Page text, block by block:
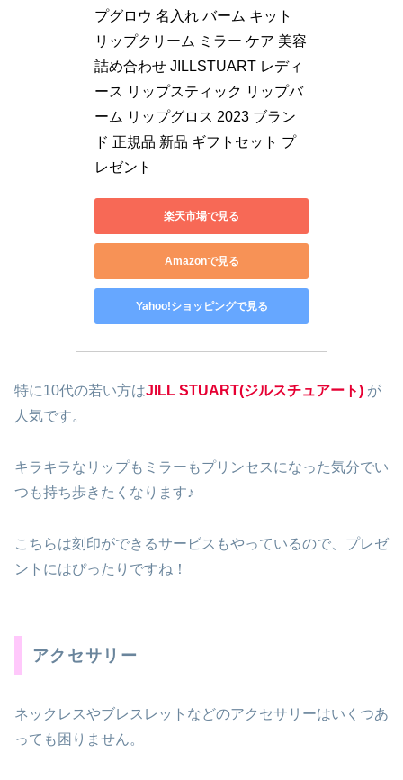
プグロウ 名入れ バーム キット
リップクリーム ミラー ケア 美容
詰め合わせ JILLSTUART レディ
ース リップスティック リップバ
ーム リップグロス 2023 ブラン
ド 正規品 新品 ギフトセット プ
レゼント
楽天市場で見る
Amazonで見る
Yahoo!ショッピングで見る
特に10代の若い方はJILL STUART(ジルスチュアート) が
人気です。
キラキラなリップもミラーもプリンセスになった気分でい
つも持ち歩きたくなります♪
こちらは刻印ができるサービスもやっているので、プレゼ
ントにはぴったりですね！
アクセサリー
ネックレスやブレスレットなどのアクセサリーはいくつあ
っても困りません。